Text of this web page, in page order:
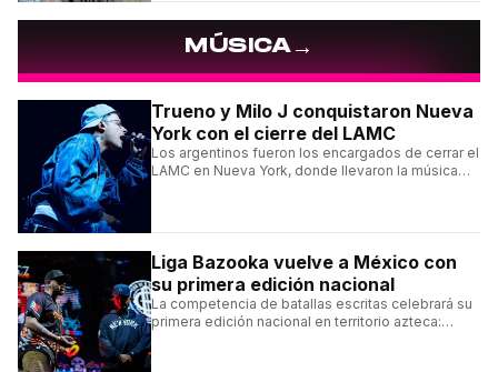
MÚSICA→
Trueno y Milo J conquistaron Nueva
York con el cierre del LAMC
Los argentinos fueron los encargados de cerrar el
LAMC en Nueva York, donde llevaron la música
Liga Bazooka vuelve a México con
su primera edición nacional
La competencia de batallas escritas celebrará su
primera edición nacional en territorio azteca: